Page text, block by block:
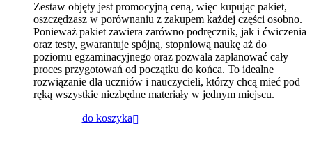
Zestaw objęty jest promocyjną ceną, więc kupując pakiet,
oszczędzasz w porównaniu z zakupem każdej części osobno.
Ponieważ pakiet zawiera zarówno podręcznik, jak i ćwiczenia
oraz testy, gwarantuje spójną, stopniową naukę aż do
poziomu egzaminacyjnego oraz pozwala zaplanować cały
proces przygotowań od początku do końca. To idealne
rozwiązanie dla uczniów i nauczycieli, którzy chcą mieć pod
ręką wszystkie niezbędne materiały w jednym miejscu.
do koszyka